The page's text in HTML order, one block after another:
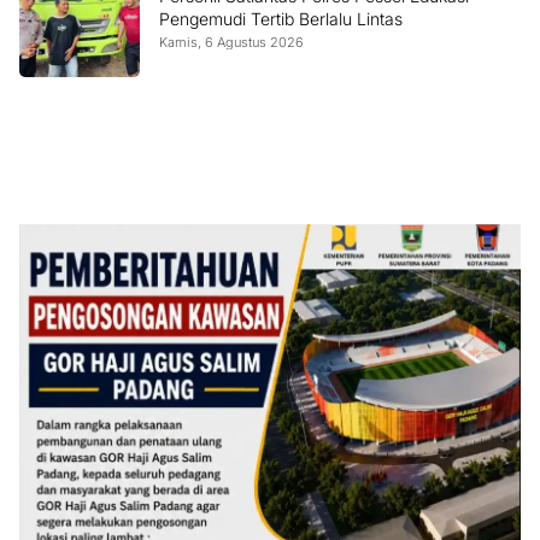
Pengemudi Tertib Berlalu Lintas
Kamis, 6 Agustus 2026